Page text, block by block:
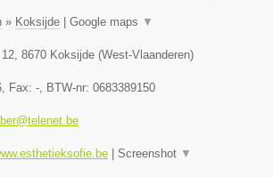
» Koksijde | Google maps ▼
8670 Koksijde (West-Vlaanderen)
, Fax: - , BTW-nr: 0683389150
| Screenshot ▼